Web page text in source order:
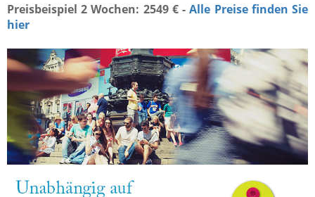
Preisbeispiel 2 Wochen: 2549 € -Alle Preise finden Sie
hier